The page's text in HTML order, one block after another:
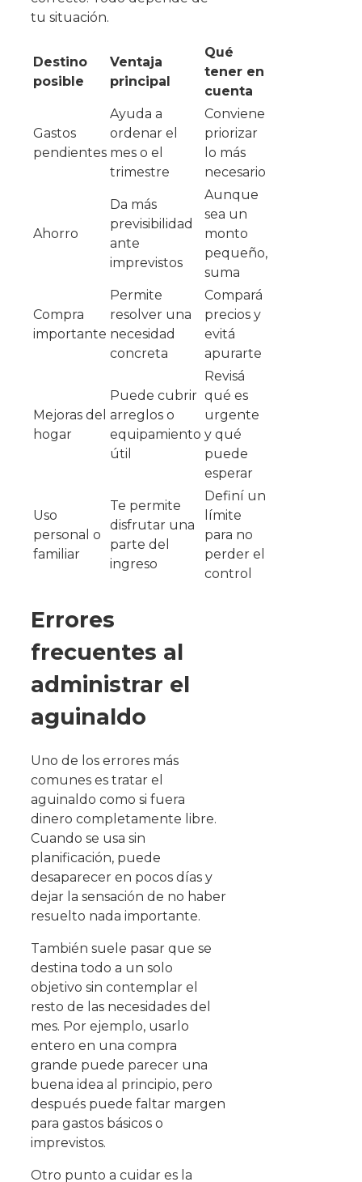
tu situación.
Destino
posible
Ventaja
principal
Qué
tener en
cuenta
Gastos
pendientes
Ayuda a
ordenar el
mes o el
trimestre
Conviene
priorizar
lo más
necesario
Ahorro
Da más
previsibilidad
ante
imprevistos
Aunque
sea un
monto
pequeño,
suma
Compra
importante
Permite
resolver una
necesidad
concreta
Compará
precios y
evitá
apurarte
Mejoras del
hogar
Puede cubrir
arreglos o
equipamiento
útil
Revisá
qué es
urgente
y qué
puede
esperar
Uso
personal o
familiar
Te permite
disfrutar una
parte del
ingreso
Definí un
límite
para no
perder el
control
Errores
frecuentes al
administrar el
aguinaldo
Uno de los errores más
comunes es tratar el
aguinaldo como si fuera
dinero completamente libre.
Cuando se usa sin
planificación, puede
desaparecer en pocos días y
dejar la sensación de no haber
resuelto nada importante.
También suele pasar que se
destina todo a un solo
objetivo sin contemplar el
resto de las necesidades del
mes. Por ejemplo, usarlo
entero en una compra
grande puede parecer una
buena idea al principio, pero
después puede faltar margen
para gastos básicos o
imprevistos.
Otro punto a cuidar es la